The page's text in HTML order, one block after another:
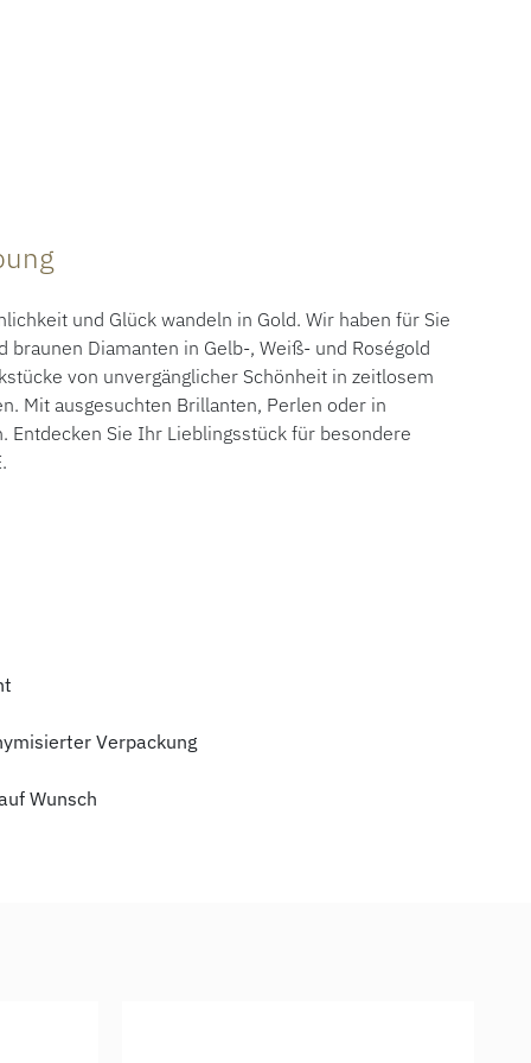
und Glück wandeln in Gold. Wir haben für Sie
braunen Diamanten in Gelb-, Weiß- und Roségold
von unvergänglicher Schönheit in zeitlosem
Mit ausgesuchten Brillanten, Perlen oder in
Entdecken Sie Ihr Lieblingsstück für besondere
Verpackung
Wunsch